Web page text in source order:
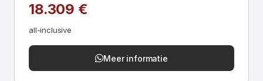
18.309 €
all-inclusive
Meer informatie